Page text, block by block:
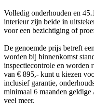
Volledig onderhouden en
interieur zijn beide in
voor een bezichtiging of
De genoemde prijs betreft
worden bij binnenkomst
inspectiecontrole en worden
van € 895,- kunt u kiezen
inclusief garantie,
minimaal 6 maanden
veel meer.